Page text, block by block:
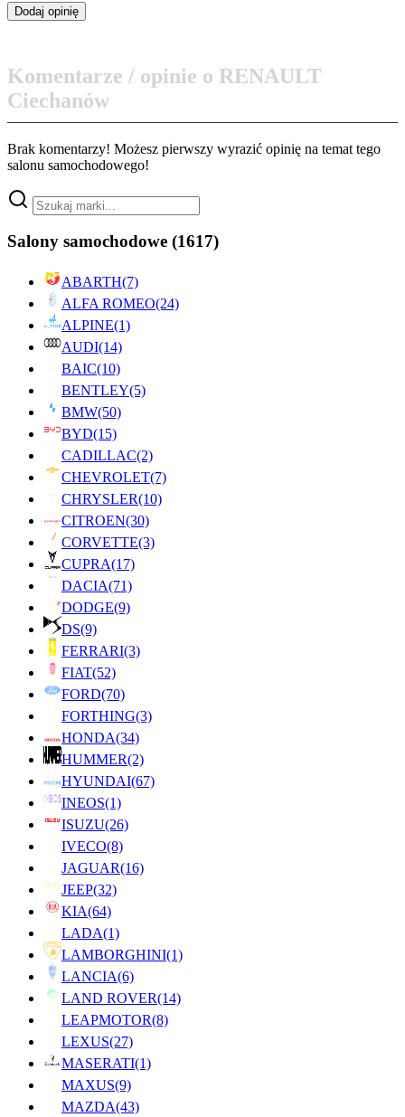
Komentarze / opinie o RENAULT
Ciechanów
Brak komentarzy! Możesz pierwszy wyrazić opinię na temat tego
salonu samochodowego!
Salony samochodowe (1617)
ABARTH(7)
ALFA ROMEO(24)
ALPINE(1)
AUDI(14)
BAIC(10)
BENTLEY(5)
BMW(50)
BYD(15)
CADILLAC(2)
CHEVROLET(7)
CHRYSLER(10)
CITROEN(30)
CORVETTE(3)
CUPRA(17)
DACIA(71)
DODGE(9)
DS(9)
FERRARI(3)
FIAT(52)
FORD(70)
FORTHING(3)
HONDA(34)
HUMMER(2)
HYUNDAI(67)
INEOS(1)
ISUZU(26)
IVECO(8)
JAGUAR(16)
JEEP(32)
KIA(64)
LADA(1)
LAMBORGHINI(1)
LANCIA(6)
LAND ROVER(14)
LEAPMOTOR(8)
LEXUS(27)
MASERATI(1)
MAXUS(9)
MAZDA(43)